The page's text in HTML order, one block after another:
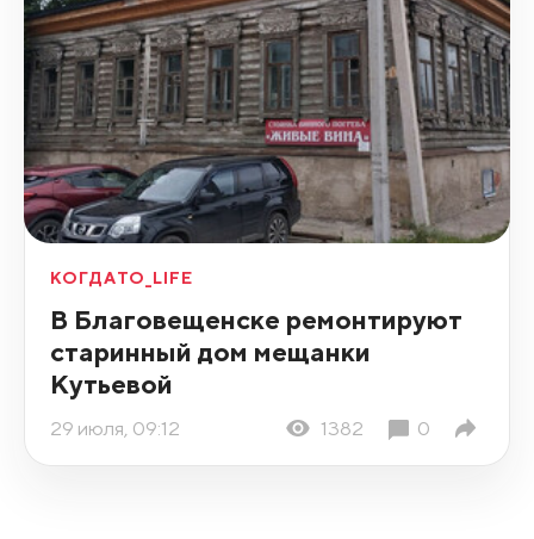
КОГДАТО_LIFE
В Благовещенске ремонтируют
старинный дом мещанки
Кутьевой
29 июля, 09:12 1382 0